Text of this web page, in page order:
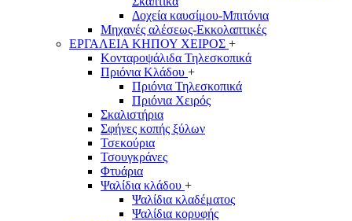
Δοχεία καυσίμου-Μπιτόνια
Μηχανές αλέσεως-Εκκολαπτικές
ΕΡΓΑΛΕΙΑ ΚΗΠΟΥ ΧΕΙΡΟΣ +
Κονταροψάλιδα Τηλεσκοπικά
Πριόνια Κλάδου +
Πριόνια Τηλεσκοπικά
Πριόνια Χειρός
Σκαλιστήρια
Σφήνες κοπής ξύλων
Τσεκούρια
Τσουγκράνες
Φτυάρια
Ψαλίδια κλάδου +
Ψαλίδια κλαδέματος
Ψαλίδια κορυφής